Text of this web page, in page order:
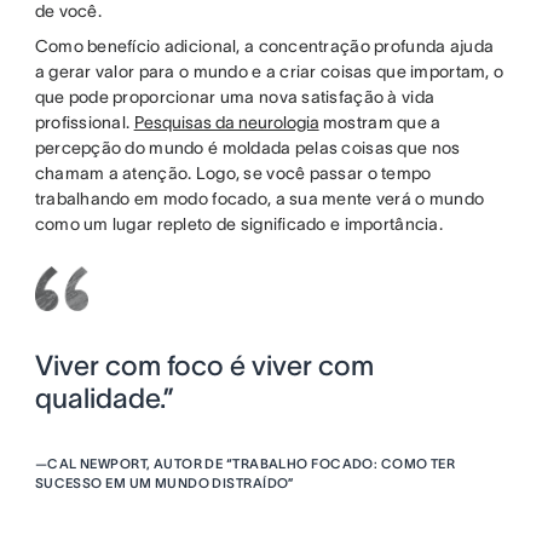
de você.
Como benefício adicional, a concentração profunda ajuda
a gerar valor para o mundo e a criar coisas que importam, o
que pode proporcionar uma nova satisfação à vida
profissional. Pesquisas da neurologia mostram que a
percepção do mundo é moldada pelas coisas que nos
chamam a atenção. Logo, se você passar o tempo
trabalhando em modo focado, a sua mente verá o mundo
como um lugar repleto de significado e importância.
Viver com foco é viver com
qualidade.”
—CAL NEWPORT, AUTOR DE “TRABALHO FOCADO: COMO TER
SUCESSO EM UM MUNDO DISTRAÍDO”